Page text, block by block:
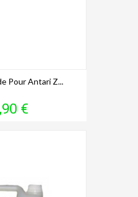
Pour Antari Z...
€